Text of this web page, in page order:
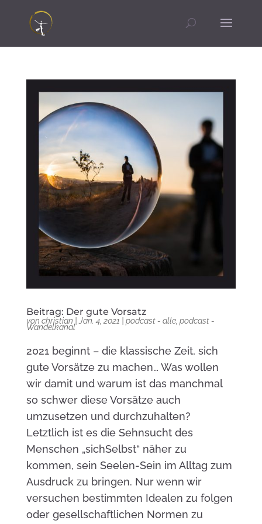
Beitrag: Der gute Vorsatz
von christian |Jan. 4, 2021 podcast - alle, podcast -
Wandelkanal
2021 beginnt – die klassische Zeit, sich
gute Vorsätze zu machen… Was wollen
wir damit und warum ist das manchmal
so schwer diese Vorsätze auch
umzusetzen und durchzuhalten?
Letztlich ist es die Sehnsucht des
Menschen „sichSelbst“ näher zu
kommen, sein Seelen-Sein im Alltag zum
Ausdruck zu bringen. Nur wenn wir
versuchen bestimmten Idealen zu folgen
oder gesellschaftlichen Normen zu